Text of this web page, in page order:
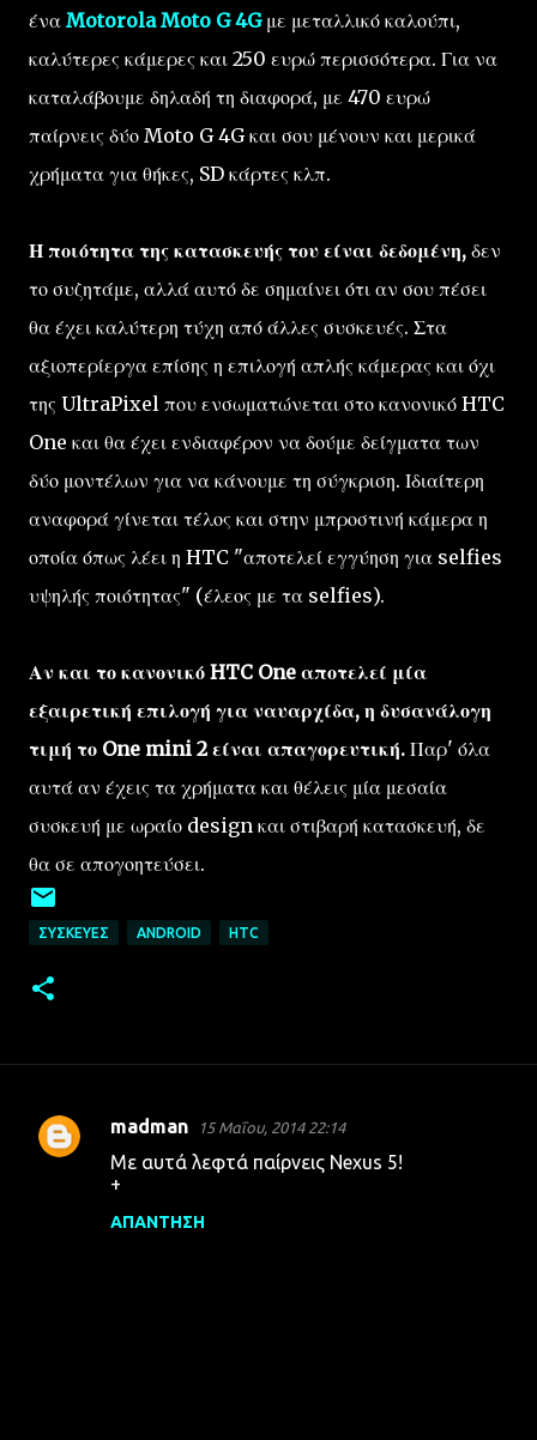
ένα Motorola Moto G 4Gμε μεταλλικό καλούπι,
καλύτερες κάμερες και 250 ευρώ περισσότερα. Για να
καταλάβουμε δηλαδή τη διαφορά, με 470 ευρώ
παίρνεις δύο Moto G 4G και σου μένουν και μερικά
χρήματα για θήκες, SD κάρτες κλπ.
Η ποιότητα της κατασκευής του είναι δεδομένη, δεν
το συζητάμε, αλλά αυτό δε σημαίνει ότι αν σου πέσει
θα έχει καλύτερη τύχη από άλλες συσκευές. Στα
αξιοπερίεργα επίσης η επιλογή απλής κάμερας και όχι
της UltraPixel που ενσωματώνεται στο κανονικό HTC
One και θα έχει ενδιαφέρον να δούμε δείγματα των
δύο μοντέλων για να κάνουμε τη σύγκριση. Ιδιαίτερη
αναφορά γίνεται τέλος και στην μπροστινή κάμερα η
οποία όπως λέει η HTC "αποτελεί εγγύηση για selfies
υψηλής ποιότητας" (έλεος με τα selfies).
Αν και το κανονικό HTC One αποτελεί μία
εξαιρετική επιλογή για ναυαρχίδα, η δυσανάλογη
τιμή το One mini 2 είναι απαγορευτική. Παρ' όλα
αυτά αν έχεις τα χρήματα και θέλεις μία μεσαία
συσκευή με ωραίο design και στιβαρή κατασκευή, δε
θα σε απογοητεύσει.
ΣΥΣΚΕΥΈΣ ANDROID HTC
Σ
madman 15 Μαΐου, 2014 22:14
Με αυτά λεφτά παίρνεις Nexus 5!
+
ΑΠΆΝΤΗΣΗ